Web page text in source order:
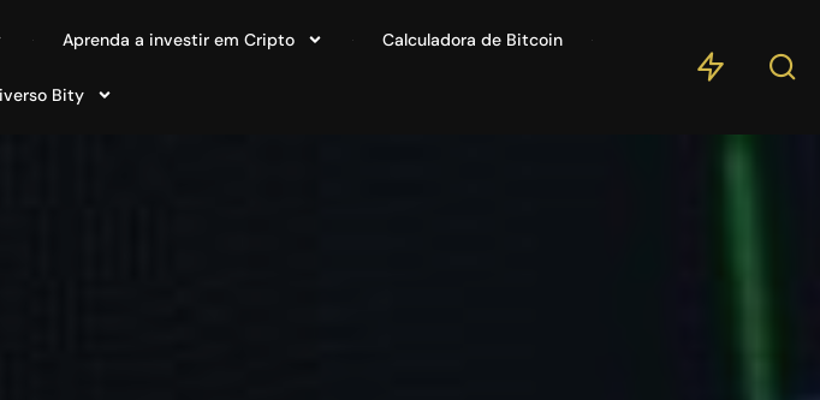
Aprenda a investir em Cripto Calculadora de Bitcoin
Bity